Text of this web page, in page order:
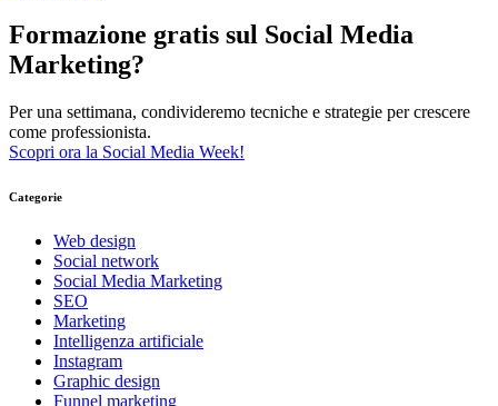
Formazione gratis sul Social Media
Marketing?
Per una settimana, condivideremo tecniche e strategie per crescere
come professionista.
Scopri ora la Social Media Week!
Categorie
Web design
Social network
Social Media Marketing
SEO
Marketing
Intelligenza artificiale
Instagram
Graphic design
Funnel marketing